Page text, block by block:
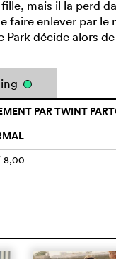
mais il la perd
faire enlever par
Park décide alors
PAR TWINT
8,00